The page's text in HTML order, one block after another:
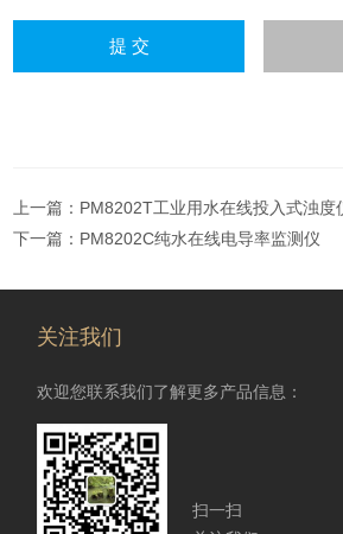
上一篇： PM8202T工业用水在线投入式浊度
下一篇： PM8202C纯水在线电导率监测仪
关注我们
欢迎您联系我们了解更多产品信息：
扫一扫